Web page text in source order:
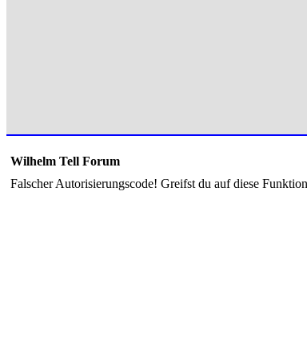
Wilhelm Tell Forum
Falscher Autorisierungscode! Greifst du auf diese